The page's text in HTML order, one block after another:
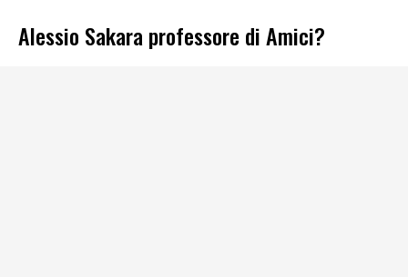
Alessio Sakara professore di Amici?